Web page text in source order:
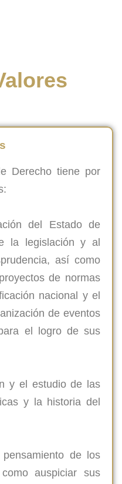
Derecho tiene por
del Estado de
la legislación y al
así como
de normas
nacional y el
de eventos
el logro de sus
y el estudio de las
y la historia del
de los
auspiciar sus